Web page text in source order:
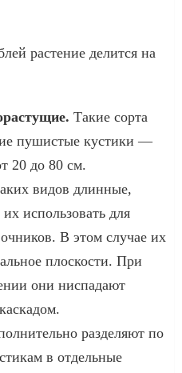
растение делится на
Такие сорта
пушистые кустики —
20 до 80 см.
видов длинные,
использовать для
В этом случае их
плоскости. При
они ниспадают
разделяют по
в отдельные